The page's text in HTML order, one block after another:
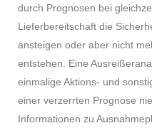
durch Prognosen bei
Lieferbereitschaft die
ansteigen oder aber nicht
entstehen. Eine
einmalige Aktions- und
einer verzerrten Prognose
Informationen zu